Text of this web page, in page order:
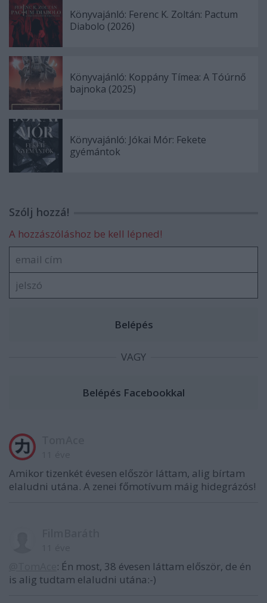
Könyvajánló: Ferenc K. Zoltán: Pactum
Diabolo (2026)
Könyvajánló: Koppány Tímea: A Tóúrnő
bajnoka (2025)
Könyvajánló: Jókai Mór: Fekete
gyémántok
Szólj hozzá!
A hozzászóláshoz be kell lépned!
VAGY
Amikor tizenkét évesen először láttam, alig bírtam
elaludni utána. A zenei főmotívum máig hidegrázós!
: Én most, 38 évesen láttam először, de én
is alig tudtam elaludni utána:-)